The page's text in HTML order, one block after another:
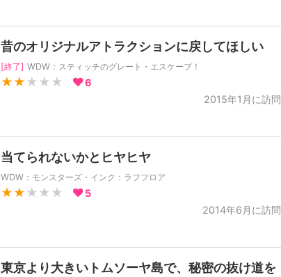
昔のオリジナルアトラクションに戻してほしい
[終了] WDW：スティッチのグレート・エスケープ！
★★ ★★★
6
2015年1月に訪問
当てられないかとヒヤヒヤ
WDW：モンスターズ・インク：ラフフロア
★★ ★★★
5
2014年6月に訪問
東京より大きいトムソーヤ島で、秘密の抜け道を